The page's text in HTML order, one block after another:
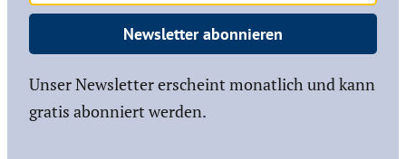
Newsletter abonnieren
Unser Newsletter erscheint monatlich und kann
gratis abonniert werden.